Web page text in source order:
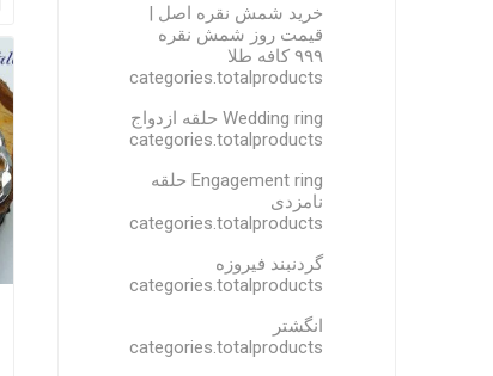
خرید شمش نقره اصل |
قیمت روز شمش نقره
۹۹۹ کافه طلا
categories.totalproducts
Wedding ring حلقه ازدواج
categories.totalproducts
Engagement ring حلقه
نامزدی
categories.totalproducts
گردنبند فیروزه
categories.totalproducts
انگشتر
categories.totalproducts